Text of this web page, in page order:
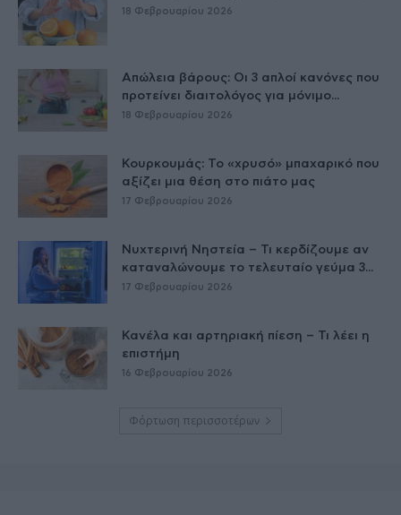
18 Φεβρουαρίου 2026
Απώλεια βάρους: Οι 3 απλοί κανόνες που
προτείνει διαιτολόγος για μόνιμο...
18 Φεβρουαρίου 2026
Κουρκουμάς: Το «χρυσό» μπαχαρικό που
αξίζει μια θέση στο πιάτο μας
17 Φεβρουαρίου 2026
Νυχτερινή Νηστεία – Τι κερδίζουμε αν
καταναλώνουμε το τελευταίο γεύμα 3...
17 Φεβρουαρίου 2026
Κανέλα και αρτηριακή πίεση – Τι λέει η
επιστήμη
16 Φεβρουαρίου 2026
Φόρτωση περισσοτέρων